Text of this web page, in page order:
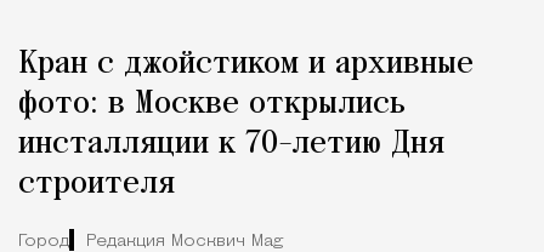
Кран с джойстиком и архивные
фото: в Москве открылись
инсталляции к 70-летию Дня
строителя
Город Редакция Москвич Mag